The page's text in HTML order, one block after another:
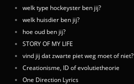
welk type hockeyster ben jij?
welk huisdier ben jij?
hoe oud ben jij?
STORY OF MY LIFE
vind jij dat zwarte piet weg moet of niet?
Creationisme, ID of evolutietheorie
One Direction Lyrics